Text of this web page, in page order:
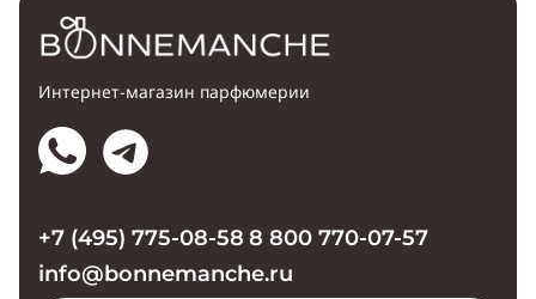
Интернет-магазин парфюмерии
+7 (495) 775-08-58 8 800 770-07-57
info@bonnemanche.ru